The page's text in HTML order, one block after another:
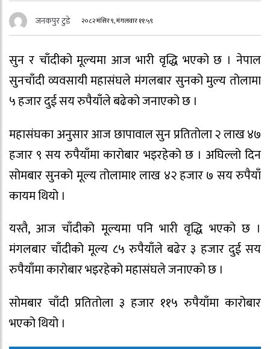
जनकपुर टुडे २०८२ मंसिर ९, मंगलवार ११:५९
सुन र चाँदीको मूल्यमा आज भारी वृद्धि भएको छ । नेपाल
सुनचाँदी व्यवसायी महासंघले मंगलबार सुनको मुल्य तोलामा
५ हजार दुई सय रुपैयाँले बढेको जनाएको छ ।
महासंघका अनुसार आज छापावाल सुन प्रतितोला २ लाख ४७
हजार ९ सय रुपैयाँमा कारोबार भइरहेको छ । अघिल्लो दिन
सोमबार सुनको मूल्य तोलामा१ लाख ४२ हजार ७ सय रुपैयाँ
कायम थियो ।
यस्तै, आज चाँदीको मूल्यमा पनि भारी वृद्धि भएको छ ।
मंगलबार चाँदीको मूल्य ८५ रुपैयाँले बढेर ३ हजार दुई सय
रुपैयाँमा कारोबार भइरहेको महासंघले जनाएको छ ।
सोमबार चाँदी प्रतितोला ३ हजार ११५ रुपैयाँमा कारोबार
भएको थियो ।